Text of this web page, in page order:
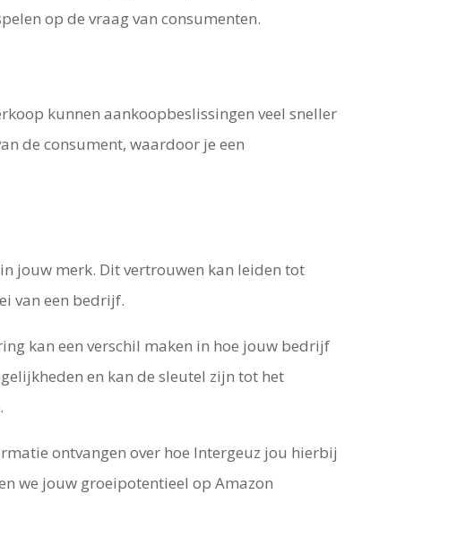
op de vraag van consumenten.
kunnen aankoopbeslissingen veel sneller
de consument, waardoor je een
jouw merk. Dit vertrouwen kan leiden tot
van een bedrijf.
kan een verschil maken in hoe jouw bedrijf
en kan de sleutel zijn tot het
ontvangen over hoe Intergeuz jou hierbij
we jouw groeipotentieel op Amazon